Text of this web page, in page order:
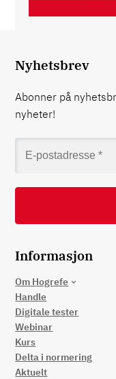
Nyhetsbrev
Abonner på
nyheter!
Informasjon
Om Hogrefe
Handle
Digitale tester
Webinar
Kurs
Delta i normering
Aktuelt